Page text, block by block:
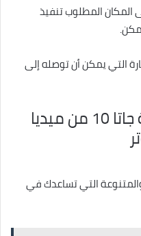
المكان المطلوب تنفيذ
التي يمكن أن توصله إلى
أهم مميزات تحميل لعبة جاتا 10 من ميديا
التي تساعدك في